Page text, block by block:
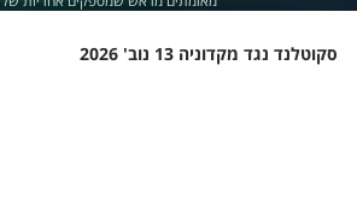
סקוטלנד נגד מקדוניה 13 נוב' 2026